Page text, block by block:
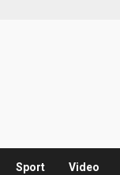
Sport Video